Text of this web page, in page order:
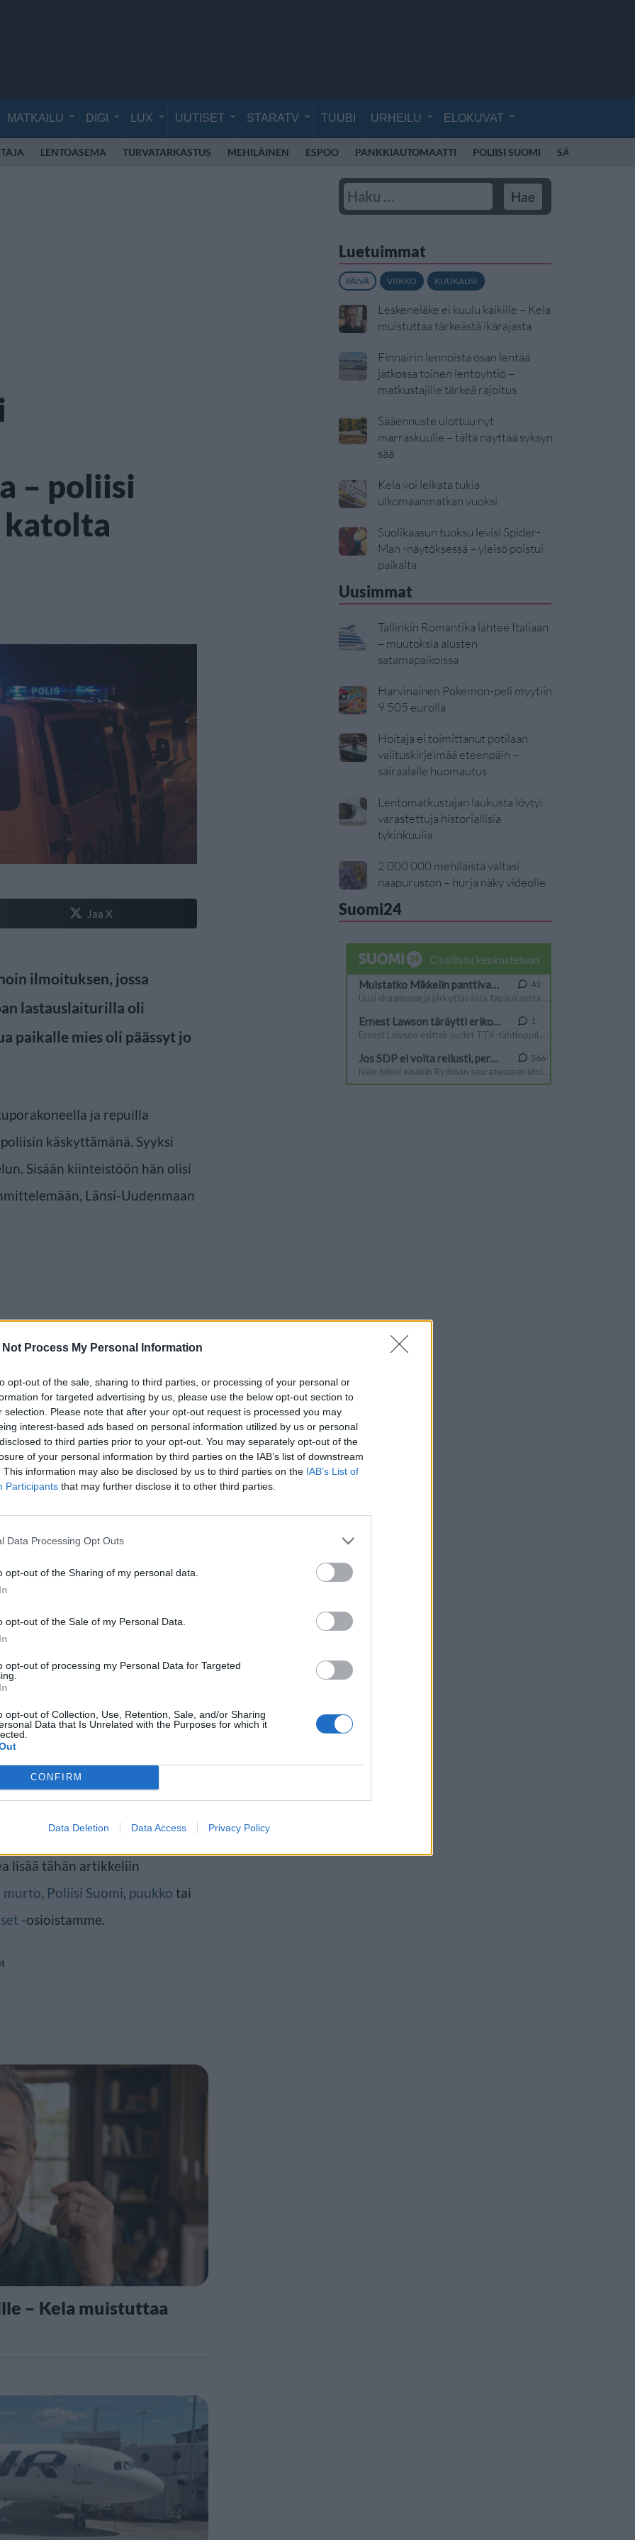
Not Process My Personal Information
opt-out of the sale, sharing to third parties, or processing of your personal or
for targeted advertising by us, please use the below opt-out section to
selection. Please note that after your opt-out request is processed you may
interest-based ads based on personal information utilized by us or personal
to third parties prior to your opt-out. You may separately opt-out of the
of your personal information by third parties on the IAB’s list of downstream
This information may also be disclosed by us to third parties on the IAB’s List of
Participants that may further disclose it to other third parties.
Data Processing Opt Outs
opt-out of the Sharing of my personal data.
opt-out of the Sale of my Personal Data.
opt-out of processing my Personal Data for Targeted
opt-out of Collection, Use, Retention, Sale, and/or Sharing
Data that Is Unrelated with the Purposes for which it
CONFIRM
Data Deletion Data Access Privacy Policy
MATKAILU DIGI LUX UUTISET STARATV TUUBI URHEILU ELOKUVAT
LENTOASEMA TURVATARKASTUS MEHILÄINEN ESPOO PANKKIAUTOMAATTI POLIISI SUOMI
– poliisi
katolta
Jaa X
ilmoituksen, jossa
lastauslaiturilla oli
paikalle mies oli päässyt jo
ja repuilla
käskyttämänä. Syyksi
Sisään kiinteistöön hän olisi
Länsi-Uudenmaan
varkauden yrityksestä. Katolla
suojus irti ja katolta löytyi
Epäilty ei koskaan
lähteeksi klikkaamalla tästä
lisää tähän artikkeliin
murto, Poliisi Suomi, puukko tai
-osioistamme.
– Kela muistuttaa
Luetuimmat
PÄIVÄ VIIKKO KUUKAUSI
Leskeneläke ei kuulu kaikille – Kela
muistuttaa tärkeästä ikärajasta
Finnairin lennoista osan lentää
jatkossa toinen lentoyhtiö –
matkustajille tärkeä rajoitus
Sääennuste ulottuu nyt
marraskuulle – tältä näyttää syksyn
sää
Kela voi leikata tukia
ulkomaanmatkan vuoksi
Suolikaasun tuoksu levisi Spider-
Man -näytöksessä – yleisö poistui
paikalta
Uusimmat
Tallinkin Romantika lähtee Italiaan
– muutoksia alusten
satamapaikoissa
Harvinainen Pokemon-peli myytiin
9 505 eurolla
Hoitaja ei toimittanut potilaan
valituskirjelmää eteenpäin –
sairaalalle huomautus
Lentomatkustajan laukusta löytyi
varastettuja historiallisia
tykinkuulia
2 000 000 mehiläistä valtasi
naapuruston – hurja näky videolle
Suomi24